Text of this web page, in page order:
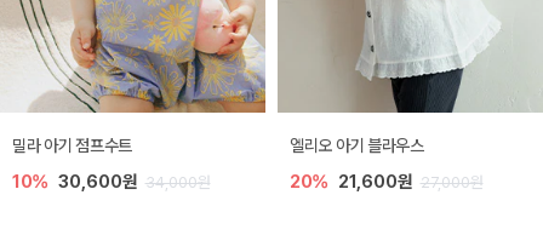
밀라 아기 점프수트
10% 30,600원 34,000원
엘리오 아기 블라우스
20% 21,600원 27,000원